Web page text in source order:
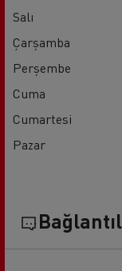
Salı
Çarşamba
Perşembe
Cuma
Cumartesi
Pazar